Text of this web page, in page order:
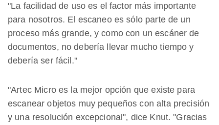
"La facilidad de uso es el factor más importante
para nosotros. El escaneo es sólo parte de un
proceso más grande, y como con un escáner de
documentos, no debería llevar mucho tiempo y
debería ser fácil."
"Artec Micro es la mejor opción que existe para
escanear objetos muy pequeños con alta precisión
y una resolución excepcional", dice Knut. "Gracias